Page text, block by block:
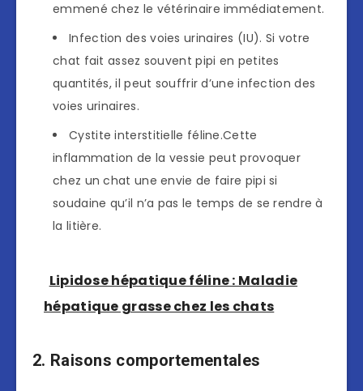
emmené chez le vétérinaire immédiatement.
Infection des voies urinaires (IU). Si votre
chat fait assez souvent pipi en petites
quantités, il peut souffrir d’une infection des
voies urinaires.
Cystite interstitielle féline.Cette
inflammation de la vessie peut provoquer
chez un chat une envie de faire pipi si
soudaine qu’il n’a pas le temps de se rendre à
la litière.
Lipidose hépatique féline : Maladie
hépatique grasse chez les chats
2. Raisons comportementales